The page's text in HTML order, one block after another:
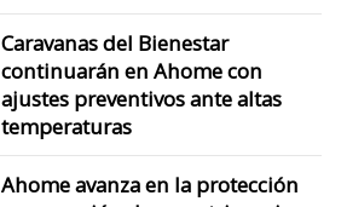
Caravanas del Bienestar
continuarán en Ahome con
ajustes preventivos ante altas
temperaturas
Ahome avanza en la protección